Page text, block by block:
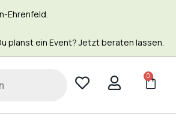
Ehrenfeld.
planst ein Event? Jetzt beraten lassen.
0